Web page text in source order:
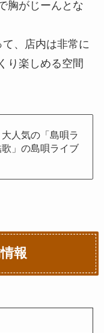
胸がじーんとな
、店内は非常に
り楽しめる空間
大人気の「島唄ラ
」の島唄ライブ
報